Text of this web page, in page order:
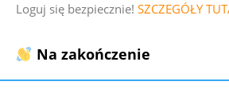
Loguj się bezpiecznie! SZCZEGÓŁY
Na zakończenie